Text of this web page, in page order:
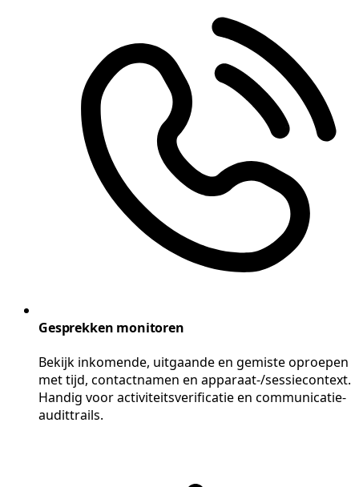
Gesprekken monitoren
Bekijk inkomende, uitgaande en gemiste oproepen
met tijd, contactnamen en apparaat-/sessiecontext.
Handig voor activiteitsverificatie en communicatie-
audittrails.